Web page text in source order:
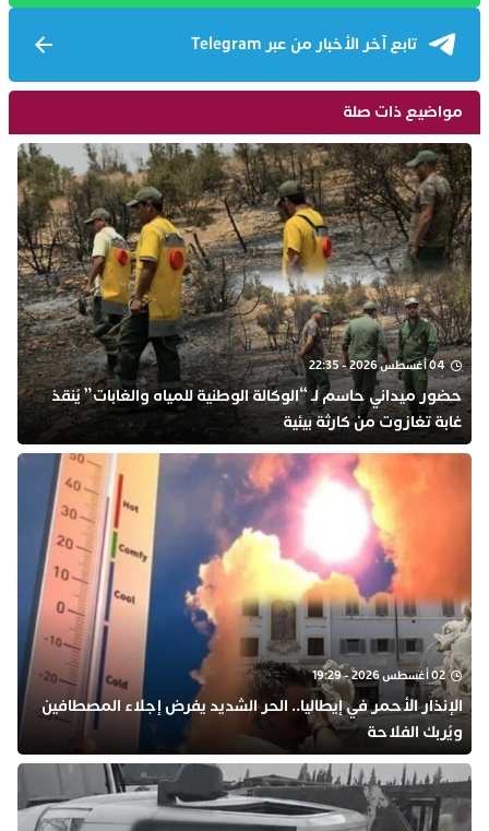
تابع آخر الأخبار من عبر Telegram
مواضيع ذات صلة
04 أغسطس 2026 - 22:35
​حضور ميداني حاسم لـ “الوكالة الوطنية للمياه والغابات” يُنقذ
غابة تغازوت من كارثة بيئية
02 أغسطس 2026 - 19:29
​الإنذار الأحمر في إيطاليا.. الحر الشديد يفرض إجلاء المصطافين
ويُربك الفلاحة